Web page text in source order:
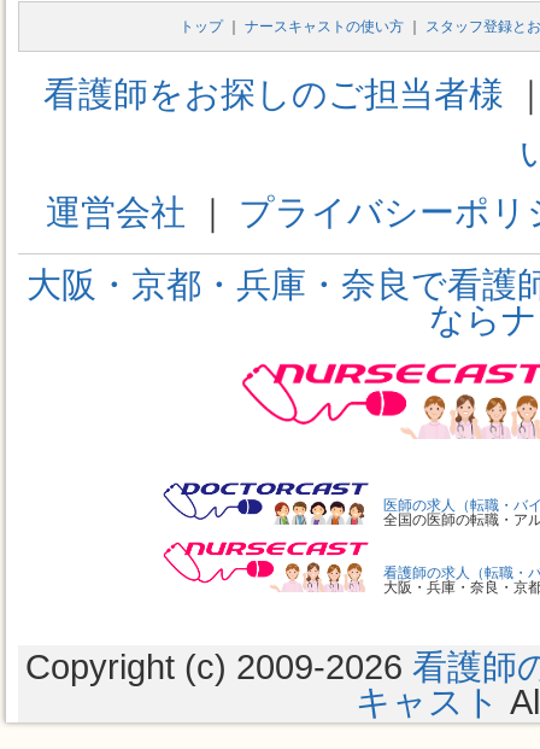
して適用されます。
【利用規約の変更】
本利用規約は、いかなる理由
す。
【サービスの変更・停止】
更・停止をすることができま
者・その他の利用者・第三者
任を負いません。
また「ナースキャスト」は、
なる保証も行っておらず、サ
となり発生した損失や損害に
【責任の制約】
トップ｜ ナースキャストの使い方｜ スタッフ登録と
看護師をお探しのご担当者様
運営会社 ｜ プライバシーポリ
大阪・京都・兵庫・奈良で看
なら
医師の求人（転職・バ
全国の医師の転職・ア
看護師の求人（転職・
大阪・兵庫・奈良・京
Copyright (c) 2009-2026 看護師
キャスト